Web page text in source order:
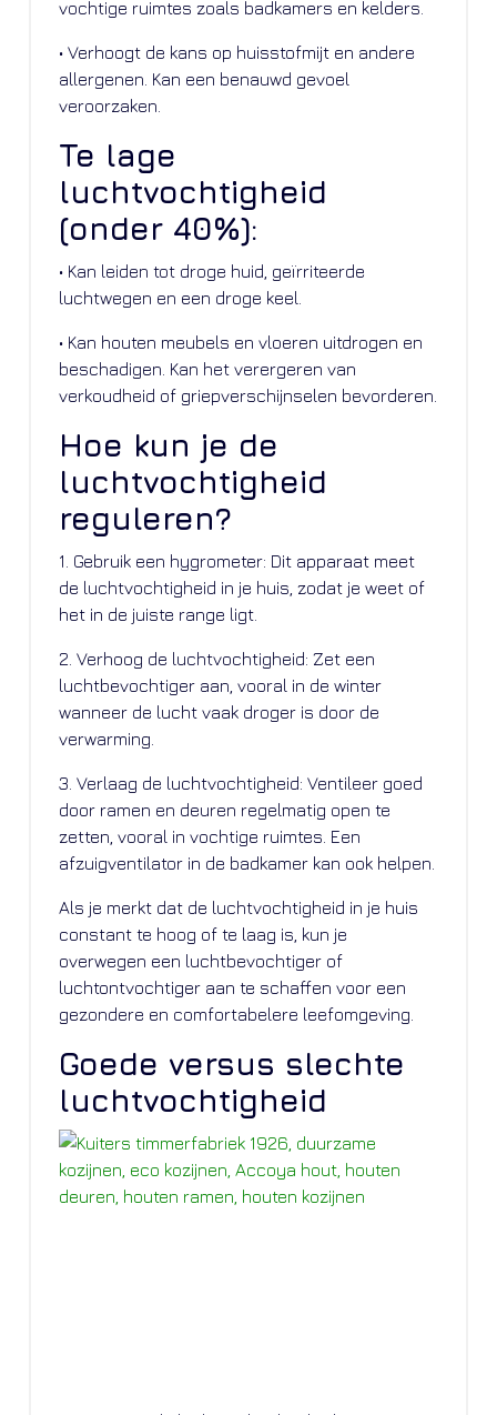
vochtige ruimtes zoals badkamers en kelders.
• Verhoogt de kans op huisstofmijt en andere
allergenen. Kan een benauwd gevoel
veroorzaken.
Te lage
luchtvochtigheid
(onder 40%):
• Kan leiden tot droge huid, geïrriteerde
luchtwegen en een droge keel.
• Kan houten meubels en vloeren uitdrogen en
beschadigen. Kan het verergeren van
verkoudheid of griepverschijnselen bevorderen.
Hoe kun je de
luchtvochtigheid
reguleren?
1. Gebruik een hygrometer: Dit apparaat meet
de luchtvochtigheid in je huis, zodat je weet of
het in de juiste range ligt.
2. Verhoog de luchtvochtigheid: Zet een
luchtbevochtiger aan, vooral in de winter
wanneer de lucht vaak droger is door de
verwarming.
3. Verlaag de luchtvochtigheid: Ventileer goed
door ramen en deuren regelmatig open te
zetten, vooral in vochtige ruimtes. Een
afzuigventilator in de badkamer kan ook helpen.
Als je merkt dat de luchtvochtigheid in je huis
constant te hoog of te laag is, kun je
overwegen een luchtbevochtiger of
luchtontvochtiger aan te schaffen voor een
gezondere en comfortabelere leefomgeving.
Goede versus slechte
luchtvochtigheid